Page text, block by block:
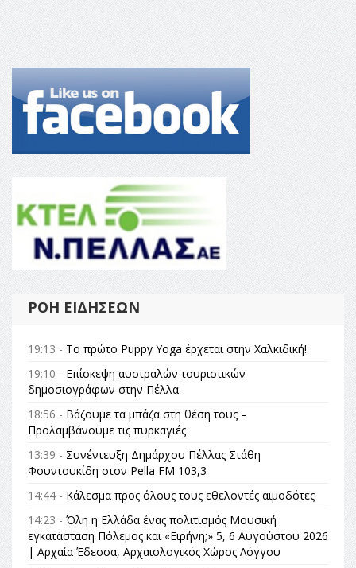
ΡΟΉ ΕΙΔΉΣΕΩΝ
19:13 - Το πρώτο Puppy Yoga έρχεται στην Χαλκιδική!
19:10 - Επίσκεψη αυστραλών τουριστικών
δημοσιογράφων στην Πέλλα
18:56 - Βάζουμε τα μπάζα στη θέση τους –
Προλαμβάνουμε τις πυρκαγιές
13:39 - Συνέντευξη Δημάρχου Πέλλας Στάθη
Φουντουκίδη στον Pella FM 103,3
14:44 - Κάλεσμα προς όλους τους εθελοντές αιμοδότες
14:23 - Όλη η Ελλάδα ένας πολιτισμός Μουσική
εγκατάσταση Πόλεμος και «Ειρήνη;» 5, 6 Αυγούστου 2026
| Αρχαία Έδεσσα, Αρχαιολογικός Χώρος Λόγγου